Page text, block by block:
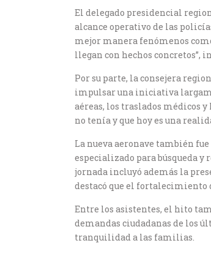
El delegado presidencial
alcance operativo de las
mejor manera fenómenos
llegan con hechos concretos”,
Por su parte, la consejera
impulsar una iniciativa
aéreas, los traslados médicos
no tenía y que hoy es una
La nueva aeronave también
especializado para búsqueda y
jornada incluyó además la
destacó que el fortalecimiento
Entre los asistentes, el hito
demandas ciudadanas de los
tranquilidad a las familias.